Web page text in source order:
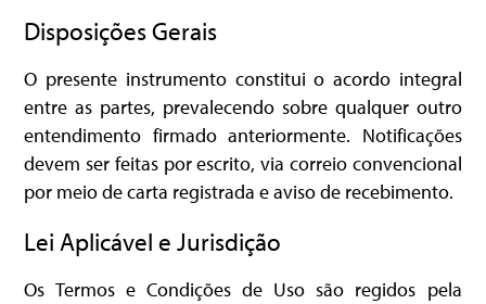
Disposições Gerais
O presente instrumento constitui o acordo integral
entre as partes, prevalecendo sobre qualquer outro
entendimento firmado anteriormente. Notificações
devem ser feitas por escrito, via correio convencional
por meio de carta registrada e aviso de recebimento.
Lei Aplicável e Jurisdição
Os Termos e Condições de Uso são regidos pela